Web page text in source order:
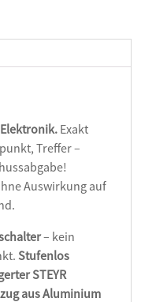
Exakt
Treffer –
Auswirkung auf
– kein
Stufenlos
STEYR
aus Aluminium